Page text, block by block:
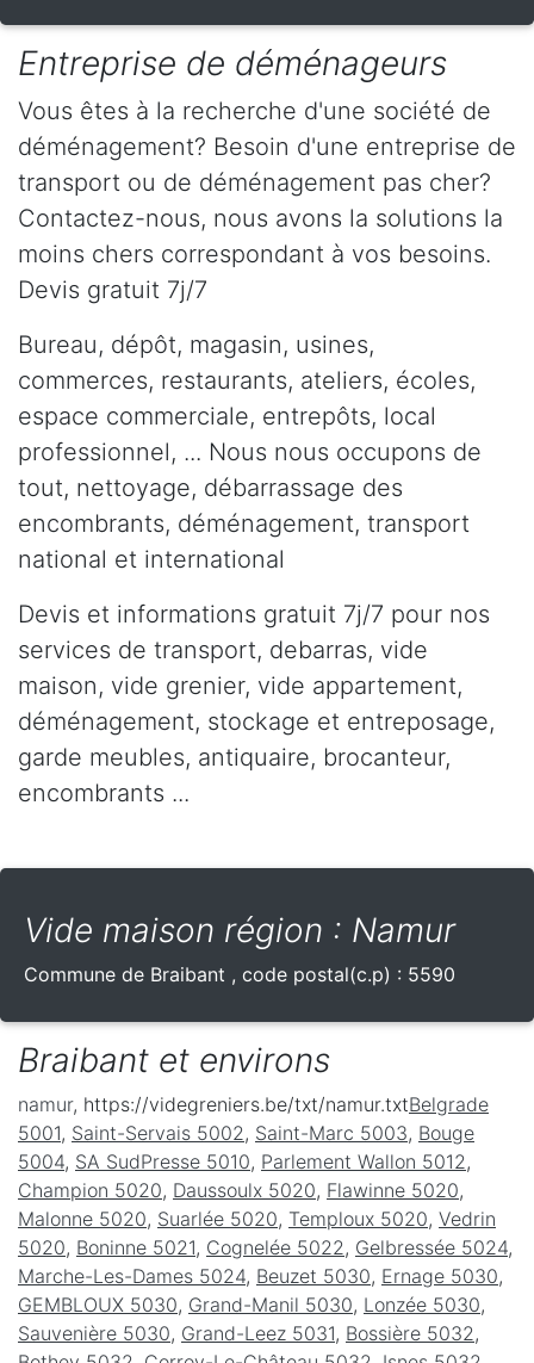
Entreprise de déménageurs
Vous êtes à la recherche d'une société de
déménagement? Besoin d'une entreprise de
transport ou de déménagement pas cher?
Contactez-nous, nous avons la solutions la
moins chers correspondant à vos besoins.
Devis gratuit 7j/7
Bureau, dépôt, magasin, usines,
commerces, restaurants, ateliers, écoles,
espace commerciale, entrepôts, local
professionnel, ... Nous nous occupons de
tout, nettoyage, débarrassage des
encombrants, déménagement, transport
national et international
Devis et informations gratuit 7j/7 pour nos
services de transport, debarras, vide
maison, vide grenier, vide appartement,
déménagement, stockage et entreposage,
garde meubles, antiquaire, brocanteur,
encombrants ...
Vide maison région : Namur
Commune de Braibant , code postal(c.p) : 5590
Braibant et environs
namur, https://videgreniers.be/txt/namur.txtBelgrade
5001, Saint-Servais 5002 , Saint-Marc 5003, Bouge
5004, SA SudPresse 5010, Parlement Wallon 5012 ,
Champion 5020, Daussoulx 5020, Flawinne 5020,
Malonne 5020, Suarlée 5020, Temploux 5020, Vedrin
5020, Boninne 5021, Cognelée 5022 , Gelbressée 5024,
Marche-Les-Dames 5024, Beuzet 5030, Ernage 5030,
GEMBLOUX 5030, Grand-Manil 5030, Lonzée 5030,
Sauvenière 5030, Grand-Leez 5031, Bossière 5032 ,